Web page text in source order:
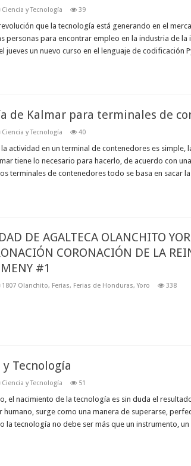
Ciencia y Tecnología 39
que la tecnología está generando en el
personas para encontrar empleo en la industria de la
jueves un nuevo curso en el lenguaje de codificación
de Kalmar para terminales de
Ciencia y Tecnología 40
la actividad en un terminal de contenedores es simple,
tiene lo necesario para hacerlo, de acuerdo con
terminales de contenedores todo se basa en sacar
DE AGALTECA OLANCHITO
CORONACIÓN DE LA
#1
1807 Olanchito, Ferias, Ferias de Honduras,Yoro 338
Tecnología
Ciencia y Tecnología 51
el nacimiento de la tecnología es sin duda el
humano, surge como una manera de superarse,
la tecnología no debe ser más que un instrumento,